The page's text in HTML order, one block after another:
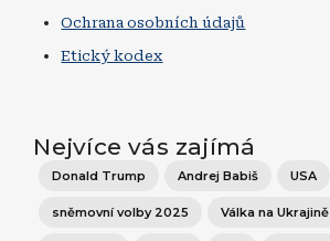
Ochrana osobních údajů
Etický kodex
Nejvíce vás zajímá
Donald Trump Andrej Babiš USA
sněmovní volby 2025 Válka na Ukrajině